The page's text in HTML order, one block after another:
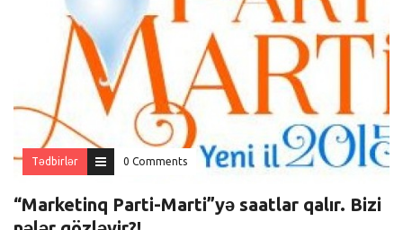
Tədbirlər 0 Comments
“Marketinq Parti-Marti”yə saatlar qalır. Bizi